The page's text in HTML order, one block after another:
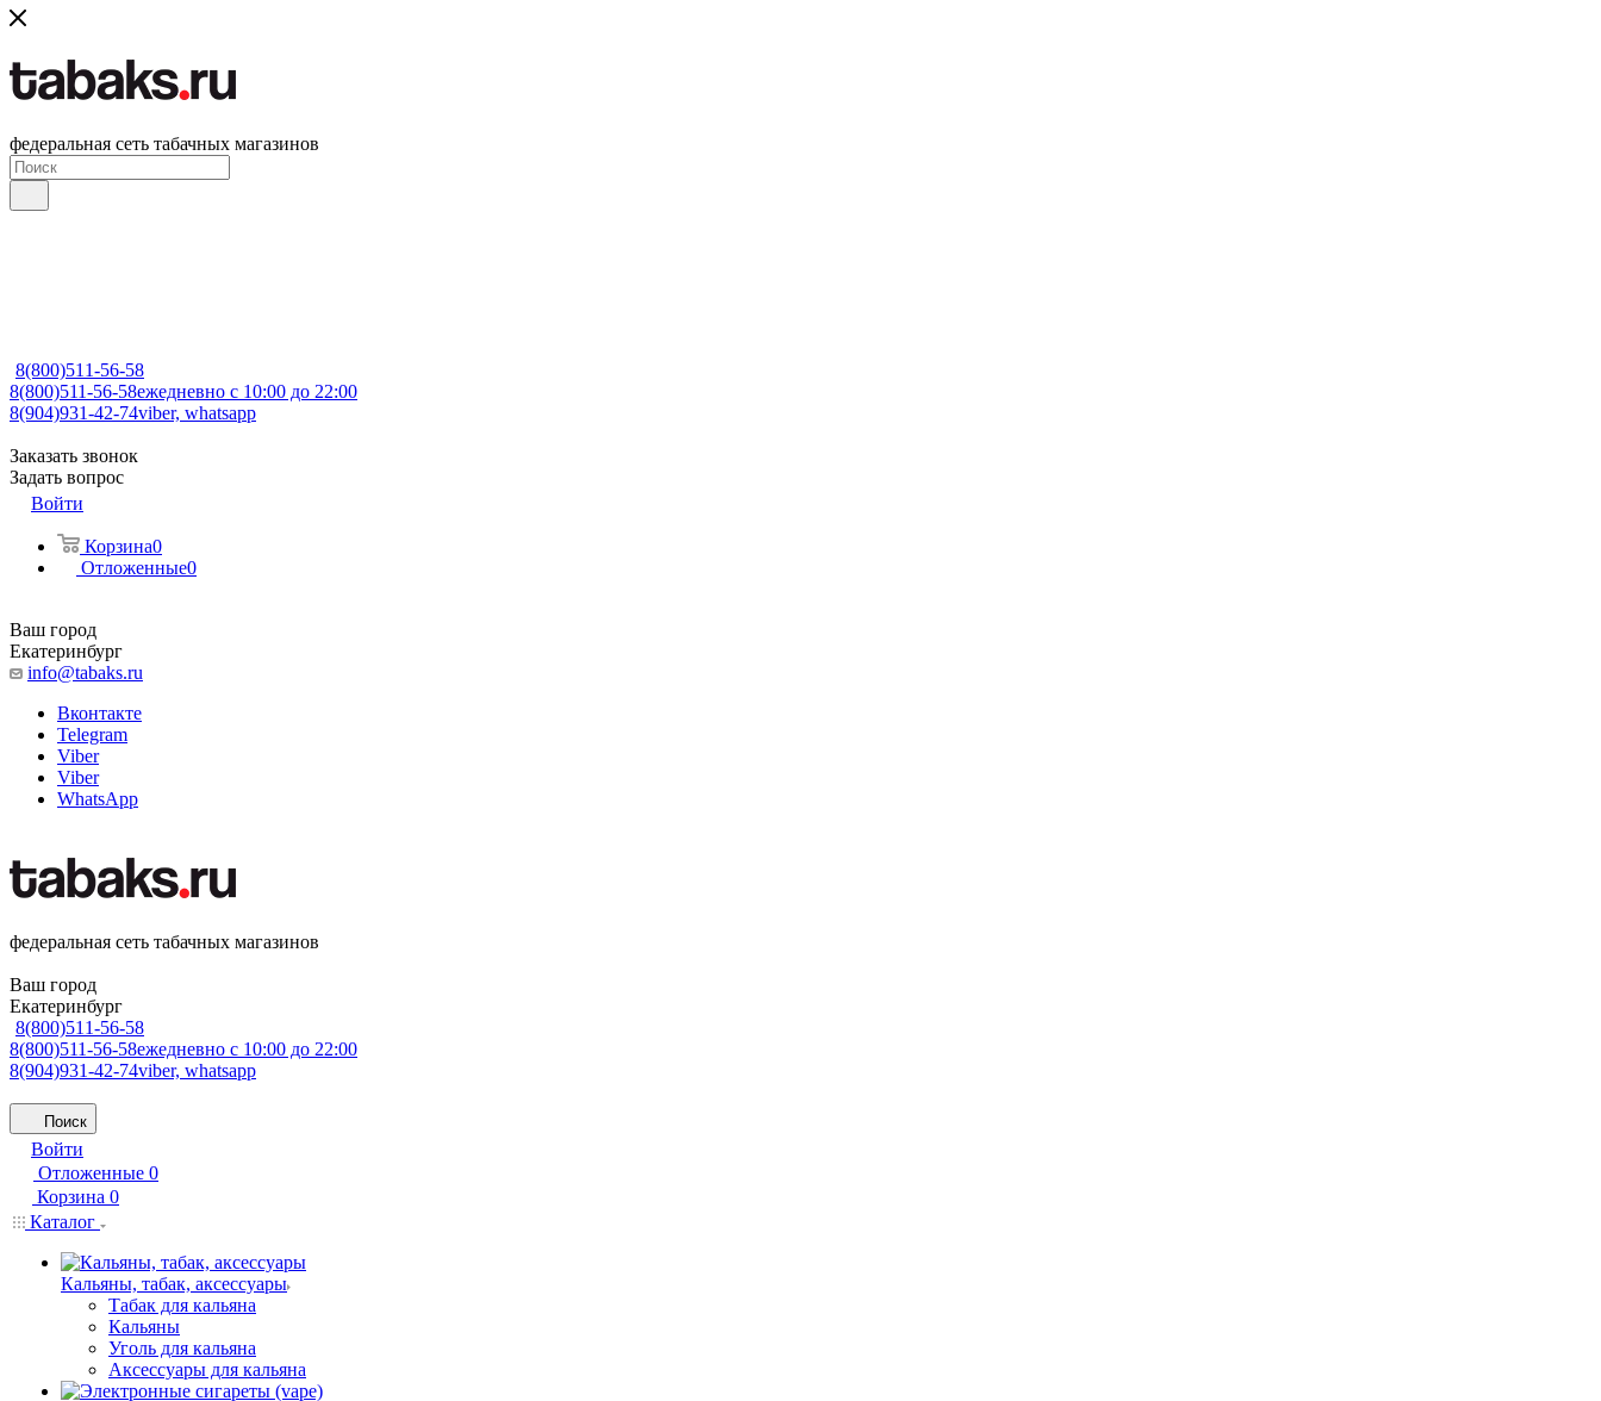
федеральная сеть табачных магазинов
8(800)511-56-58
8(800)511-56-58ежедневно с 10:00 до 22:00
8(904)931-42-74viber, whatsapp
Заказать звонок
Задать вопрос
Войти
Корзина0
Отложенные0
Ваш город
Екатеринбург
info@tabaks.ru
Вконтакте
Telegram
Viber
Viber
WhatsApp
федеральная сеть табачных магазинов
Ваш город
Екатеринбург
8(800)511-56-58
8(800)511-56-58ежедневно с 10:00 до 22:00
8(904)931-42-74viber, whatsapp
Поиск
Войти
Отложенные 0
Корзина 0
Каталог
Кальяны, табак, аксессуары
Табак для кальяна
Кальяны
Уголь для кальяна
Аксессуары для кальяна